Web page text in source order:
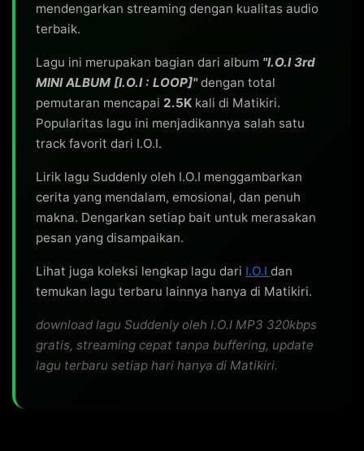
[Chorus: Jeon Somi, Nayoung, Sejeong, Doyeon,
Jaryeogo nuwonneunde gapjagi
Neoe daehan saenggage jamgyeo
In the midnight
Byeolcheoreom gamjeongdeuri ssodajyeo
Oh, gapjagi
'Til thе morning
Geureoke achimi balgaonе (Ijeuryeo nuwonneunde)
Makyeo inneun doro wi
Sumaneun cha jung hana
Nae maeum arajudeon
Neoneun eodi isseulkka
mendengarkan streaming dengan kualitas audio
terbaik.
Lagu ini merupakan bagian dari album "I.O.I 3rd
MINI ALBUM [I.O.I : LOOP]"dengan total
pemutaran mencapai 2.5K kali di Matikiri.
Popularitas lagu ini menjadikannya salah satu
track favorit dari I.O.I.
Lirik lagu Suddenly oleh I.O.I menggambarkan
cerita yang mendalam, emosional, dan penuh
makna. Dengarkan setiap bait untuk merasakan
pesan yang disampaikan.
Lihat juga koleksi lengkap lagu dari I.O.I dan
temukan lagu terbaru lainnya hanya di Matikiri.
download lagu Suddenly oleh I.O.I MP3 320kbps
gratis, streaming cepat tanpa buffering, update
lagu terbaru setiap hari hanya di Matikiri.